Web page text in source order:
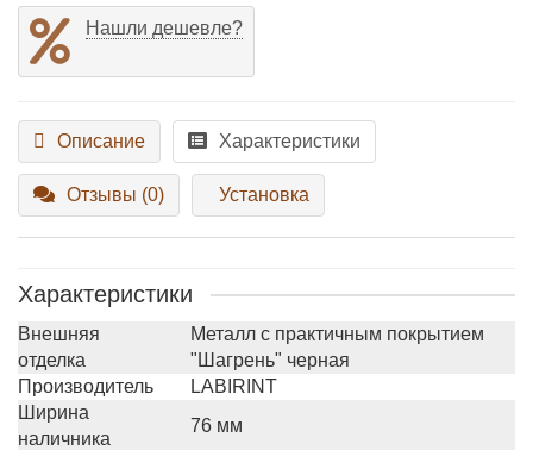
Нашли дешевле?
Описание Характеристики
Отзывы (0) Установка
Характеристики
Внешняя
отделка
Металл с практичным покрытием
"Шагрень" черная
Производитель
LABIRINT
Ширина
наличника
76 мм